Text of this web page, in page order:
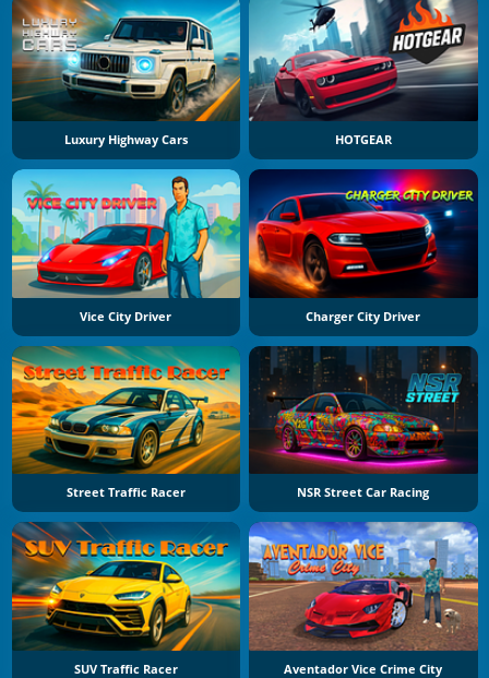
Luxury Highway Cars HOTGEAR
Vice City Driver Charger City Driver
Street Traffic Racer NSR Street Car Racing
SUV Traffic Racer Aventador Vice Crime City